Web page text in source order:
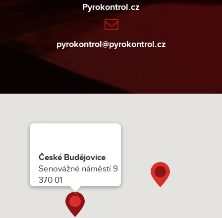
Pyrokontrol.cz
pyrokontrol@pyrokontrol.cz
České Budějovice
Senovážné náměstí 9
370 01